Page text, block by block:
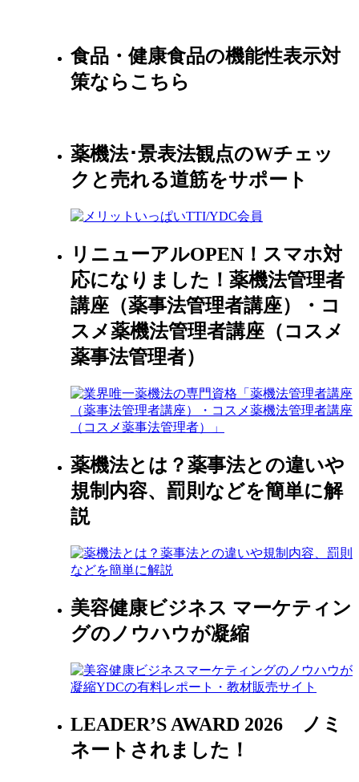
食品・健康食品の機能性表示対
策ならこちら
薬機法･景表法観点のWチェッ
クと売れる道筋をサポート
リニューアルOPEN！スマホ対
応になりました！薬機法管理者
講座（薬事法管理者講座）・コ
スメ薬機法管理者講座（コスメ
薬事法管理者）
薬機法とは？薬事法との違いや
規制内容、罰則などを簡単に解
説
美容健康ビジネス マーケティン
グのノウハウが凝縮
LEADER’S AWARD 2026 ノミ
ネートされました！